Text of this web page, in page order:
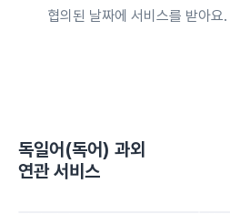
협의된 날짜에 서비스를 받아요.
독일어(독어) 과외
연관 서비스